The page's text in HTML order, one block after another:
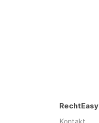
RechtEasy